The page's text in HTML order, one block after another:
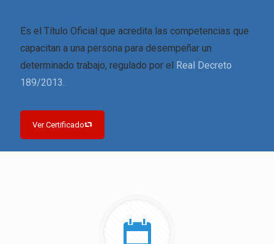
Es el Título Oficial que acredita las competencias que
capacitan a una persona para desempeñar un
determinado trabajo, regulado por el
Real Decreto
189/2013.
Ver Certificado